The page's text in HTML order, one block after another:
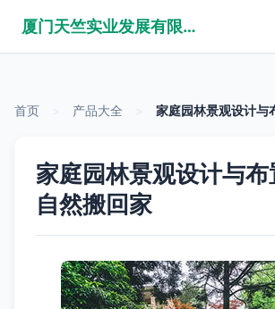
厦门天竺实业发展有限公司
首页 产品大全 家庭园林景观设计与
家庭园林景观设计与布
自然搬回家